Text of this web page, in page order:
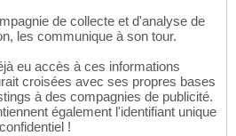
de collecte et d'analyse de
les communique à son tour.
eu accès à ces informations
croisées avec ses propres bases
à des compagnies de publicité.
également l'identifiant unique
!